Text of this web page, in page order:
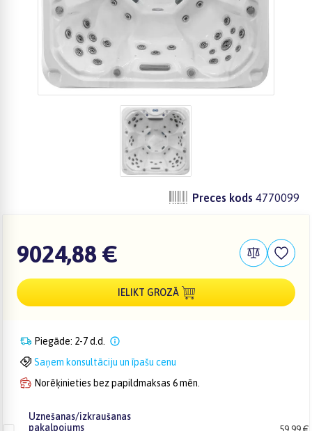
Preces kods 4770099
9024,88 €
IELIKT GROZĀ
Piegāde: 2-7 d.d.
Saņem konsultāciju un īpašu cenu
Norēķinieties bez papildmaksas 6 mēn.
Uznešanas/izkraušanas
pakalpojums